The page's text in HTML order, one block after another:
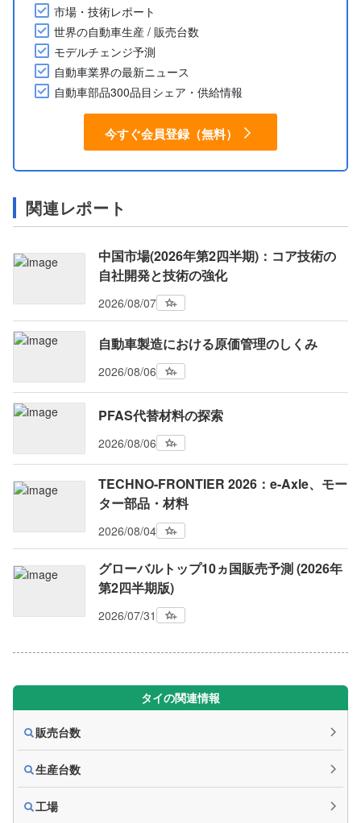
市場・技術レポート
世界の自動車生産 / 販売台数
モデルチェンジ予測
自動車業界の最新ニュース
自動車部品300品目シェア・供給情報
今すぐ会員登録（無料）
関連レポート
中国市場(2026年第2四半期)：コア技術の
自社開発と技術の強化
2026/08/07
自動車製造における原価管理のしくみ
2026/08/06
PFAS代替材料の探索
2026/08/06
TECHNO-FRONTIER 2026：e-Axle、モー
ター部品・材料
2026/08/04
グローバルトップ10ヵ国販売予測 (2026年
第2四半期版)
2026/07/31
タイの関連情報
販売台数
生産台数
工場